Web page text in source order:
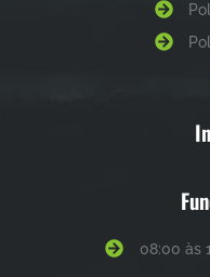
08:00 às